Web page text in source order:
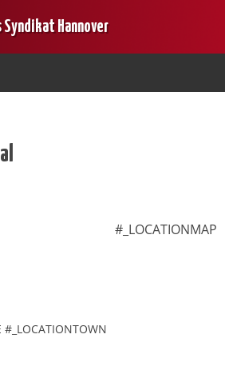
Hannover
#_LOCATIONMAP
#_LOCATIONTOWN